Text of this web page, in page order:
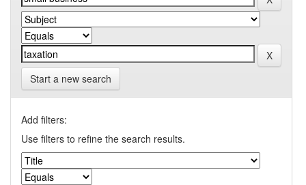
Start a new search
Add filters:
Use filters to refine the search results.